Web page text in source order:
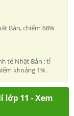
Bản, chiếm 68%
tế Nhật Bản ; tỉ
khoảng 1%.
lớp 11 - Xem